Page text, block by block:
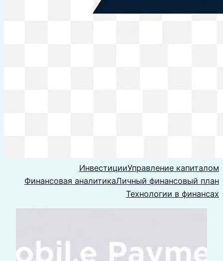
ИнвестицииУправление капиталом
Финансовая аналитикаЛичный финансовый план
Технологии в финансах